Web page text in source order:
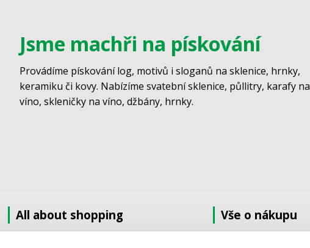
Jsme machři na pískování
Provádíme pískování log, motivů i sloganů na sklenice, hrnky,
keramiku či kovy. Nabízíme svatební sklenice, půllitry, karafy na
víno, skleničky na víno, džbány, hrnky.
All about shopping Vše o nákupu